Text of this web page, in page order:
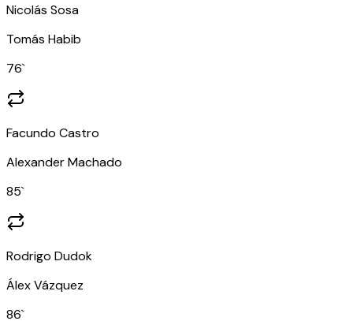
Nicolás Sosa
Tomás Habib
76`
Facundo Castro
Alexander Machado
85`
Rodrigo Dudok
Álex Vázquez
86`